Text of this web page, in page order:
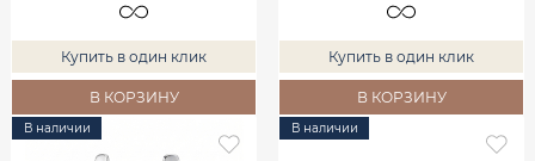
Купить в один клик
В КОРЗИНУ
Купить в один клик
В КОРЗИНУ
В наличии В наличии